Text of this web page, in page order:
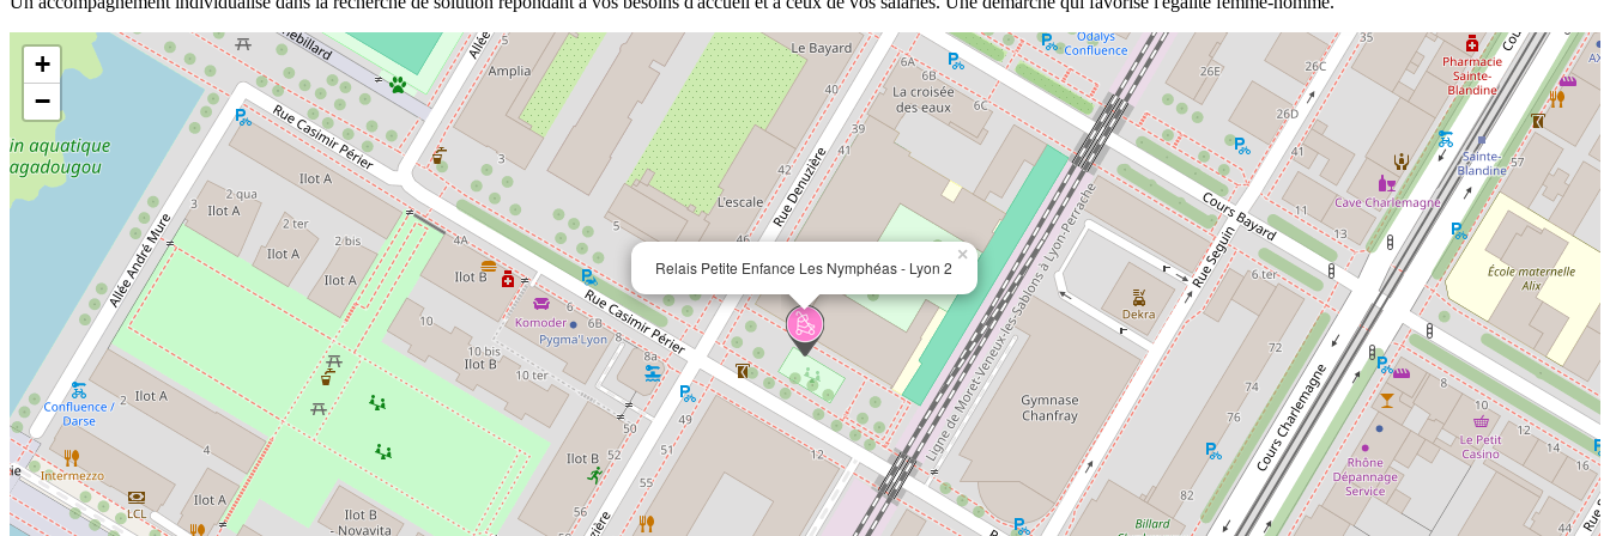
Relais Petite Enfance Les Nymphéas - Lyon 2
×
+
−